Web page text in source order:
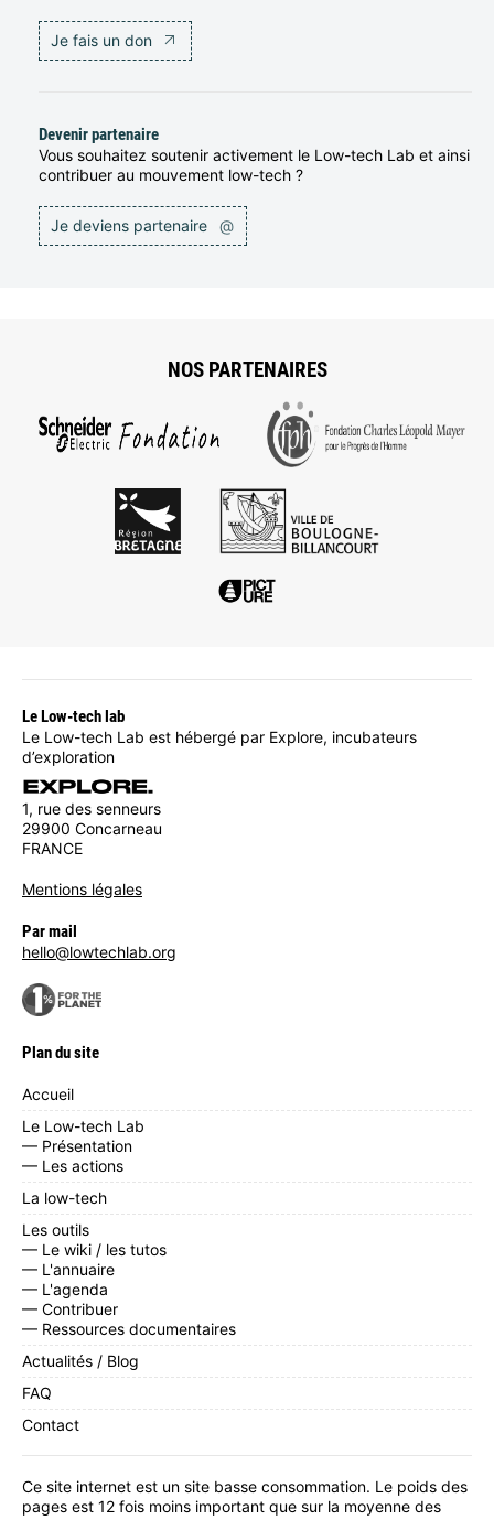
Je fais un don
Devenir partenaire
Vous souhaitez soutenir activement le Low-tech Lab et ainsi
contribuer au mouvement low-tech ?
Je deviens partenaire @
NOS PARTENAIRES
Le Low-tech lab
Le Low-tech Lab est hébergé par Explore, incubateurs
d’exploration
1, rue des senneurs
29900 Concarneau
FRANCE
Mentions légales
Par mail
hello@lowtechlab.org
Plan du site
Accueil
Le Low-tech Lab
— Présentation
— Les actions
La low-tech
Les outils
— Le wiki / les tutos
— L'annuaire
— L'agenda
— Contribuer
— Ressources documentaires
Actualités / Blog
FAQ
Contact
Ce site internet est un site basse consommation. Le poids des
pages est 12 fois moins important que sur la moyenne des